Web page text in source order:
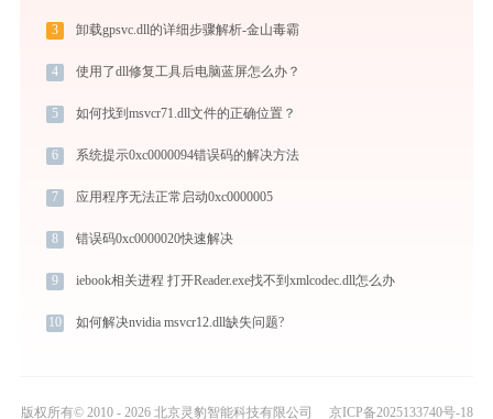
3 卸载gpsvc.dll的详细步骤解析-金山毒霸
4 使用了dll修复工具后电脑蓝屏怎么办？
5 如何找到msvcr71.dll文件的正确位置？
6 系统提示0xc0000094错误码的解决方法
7 应用程序无法正常启动0xc0000005
8 错误码0xc0000020快速解决
9 iebook相关进程 打开Reader.exe找不到xmlcodec.dll怎么办
10 如何解决nvidia msvcr12.dll缺失问题?
版权所有© 2010 - 2026 北京灵豹智能科技有限公司 京ICP备2025133740号-18